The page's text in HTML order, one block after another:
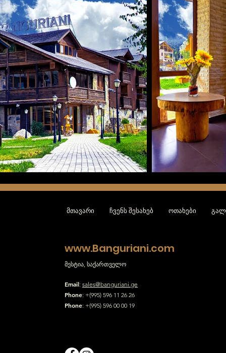
მთავარი ჩვენს შესახებ ოთახები
www.Banguriani.com
მესტია, საქართველო
Email: sales@banguriani.ge
Phone: +(995) 596 11 26 26
Phone: +(995) 596 00 00 19